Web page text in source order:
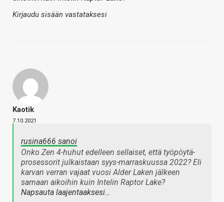
Kirjaudu sisään vastataksesi
Kaotik
7.10.2021
rusina666 sanoi
Onko Zen 4-huhut edelleen sellaiset, että työpöytä-
prosessorit julkaistaan syys-marraskuussa 2022? Eli
karvan verran vajaat vuosi Alder Laken jälkeen
samaan aikoihin kuin Intelin Raptor Lake?
Napsauta laajentaaksesi…